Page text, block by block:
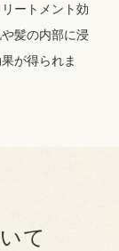
ートメント効
髪の内部に浸
が得られま
て